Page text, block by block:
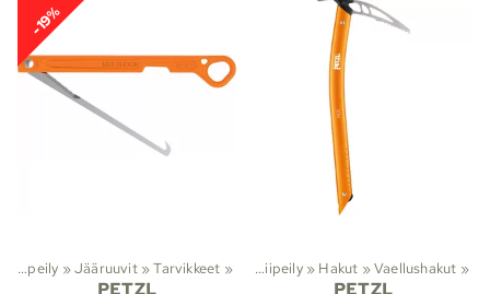
-19%
Kiipeily ‪»Jääruuvit ‪»Tarvikkeet ‪»
PETZL
Lajit Kiipeily ‪» Hakut ‪»Vaellushakut ‪»
PETZL